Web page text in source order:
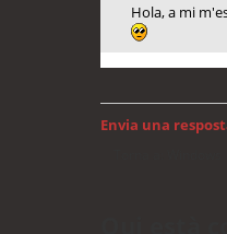
Hola, a mi
Envia una